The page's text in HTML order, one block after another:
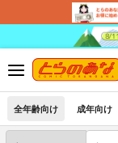
全年齢向け 成年向け